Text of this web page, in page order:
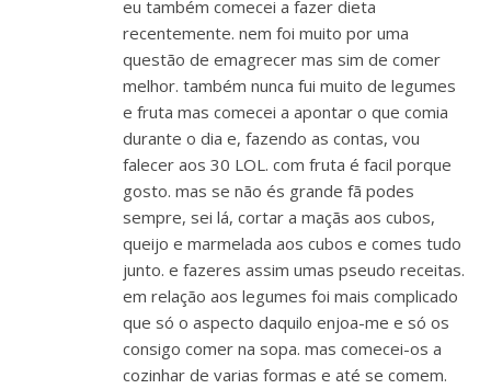
eu também comecei a fazer dieta
recentemente. nem foi muito por uma
questão de emagrecer mas sim de comer
melhor. também nunca fui muito de legumes
e fruta mas comecei a apontar o que comia
durante o dia e, fazendo as contas, vou
falecer aos 30 LOL. com fruta é facil porque
gosto. mas se não és grande fã podes
sempre, sei lá, cortar a maçãs aos cubos,
queijo e marmelada aos cubos e comes tudo
junto. e fazeres assim umas pseudo receitas.
em relação aos legumes foi mais complicado
que só o aspecto daquilo enjoa-me e só os
consigo comer na sopa. mas comecei-os a
cozinhar de varias formas e até se comem.